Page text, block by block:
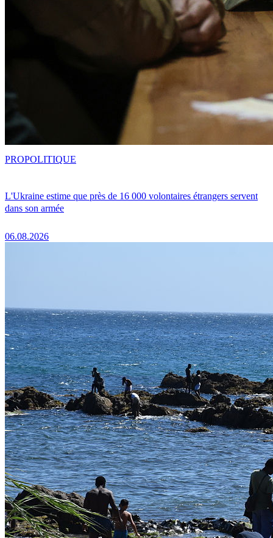
L'Ukraine estime que près de 16 000 volontaires étrangers servent
dans son armée
06.08.2026
PROPOLITIQUE